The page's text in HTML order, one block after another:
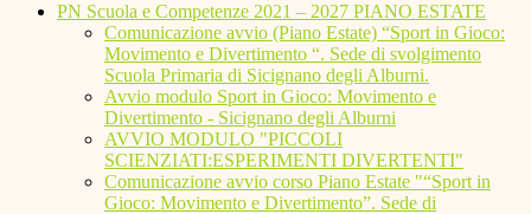
PN Scuola e Competenze 2021 – 2027 PIANO ESTATE
Comunicazione avvio (Piano Estate) “Sport in Gioco:
Movimento e Divertimento “. Sede di svolgimento
Scuola Primaria di Sicignano degli Alburni.
Avvio modulo Sport in Gioco: Movimento e
Divertimento - Sicignano degli Alburni
AVVIO MODULO "PICCOLI
SCIENZIATI:ESPERIMENTI DIVERTENTI"
Comunicazione avvio corso Piano Estate "“Sport in
Gioco: Movimento e Divertimento”. Sede di